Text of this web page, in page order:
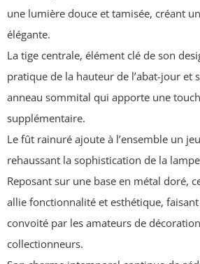
une lumière douce et tamisée, créant
élégante.
La tige centrale, élément clé de son
pratique de la hauteur de l’abat-jour et
anneau sommital qui apporte une
supplémentaire.
Le fût rainuré ajoute à l’ensemble un
rehaussant la sophistication de la
Reposant sur une base en métal doré,
allie fonctionnalité et esthétique, faisant
convoité par les amateurs de
collectionneurs.